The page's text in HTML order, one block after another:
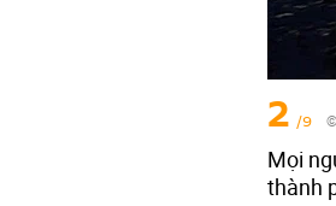
2 /9
Mọi
thành